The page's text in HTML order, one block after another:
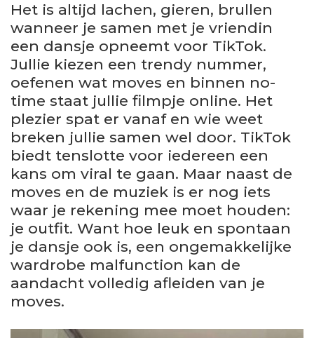
Het is altijd lachen, gieren, brullen
wanneer je samen met je vriendin
een dansje opneemt voor TikTok.
Jullie kiezen een trendy nummer,
oefenen wat moves en binnen no-
time staat jullie filmpje online. Het
plezier spat er vanaf en wie weet
breken jullie samen wel door. TikTok
biedt tenslotte voor iedereen een
kans om viral te gaan. Maar naast de
moves en de muziek is er nog iets
waar je rekening mee moet houden:
je outfit. Want hoe leuk en spontaan
je dansje ook is, een ongemakkelijke
wardrobe malfunction kan de
aandacht volledig afleiden van je
moves.